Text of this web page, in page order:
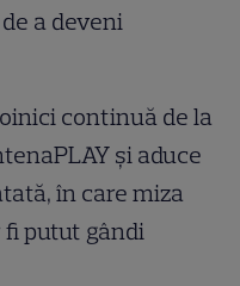
a deveni
continuă de la
și aduce
în care miza
putut gândi